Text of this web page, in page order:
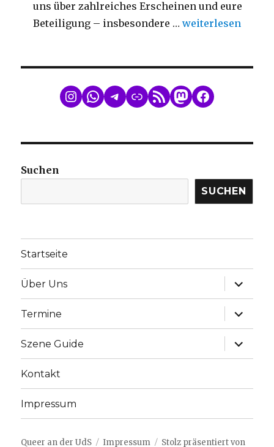
uns über zahlreiches Erscheinen und eure
Beteiligung – insbesondere …weiterlesen
WhatsApp
Telegram
LinkRSS FeedMastodon
Facebook
Suchen
SUCHEN
Startseite
Über Uns
Termine
Szene Guide
Kontakt
Impressum
Queer an der UdS Impressum Stolz präsentiert von